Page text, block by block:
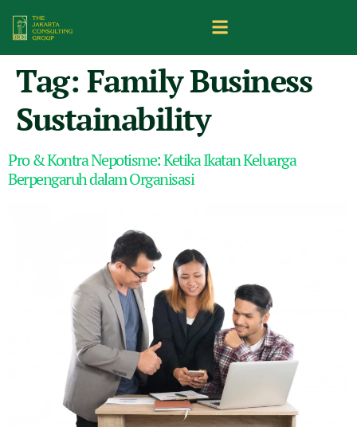
Tag: Family Business
Sustainability
Pro & Kontra Nepotisme: Ketika Ikatan Keluarga
Berpengaruh dalam Organisasi